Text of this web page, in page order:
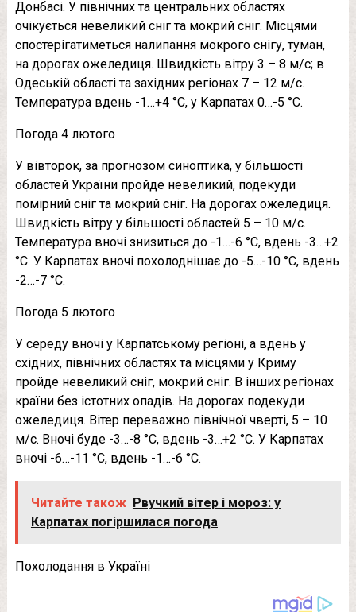
Донбасі. У північних та центральних областях
очікується невеликий сніг та мокрий сніг. Місцями
спостерігатиметься налипання мокрого снігу, туман,
на дорогах ожеледиця. Швидкість вітру 3 – 8 м/с; в
Одеській області та західних регіонах 7 – 12 м/с.
Температура вдень -1…+4 °С, у Карпатах 0…-5 °С.
Погода 4 лютого
У вівторок, за прогнозом синоптика, у більшості
областей України пройде невеликий, подекуди
помірний сніг та мокрий сніг. На дорогах ожеледиця.
Швидкість вітру у більшості областей 5 – 10 м/с.
Температура вночі знизиться до -1…-6 °С, вдень -3…+2
°С. У Карпатах вночі похолоднішає до -5…-10 °С, вдень
-2…-7 °С.
Погода 5 лютого
У середу вночі у Карпатському регіоні, а вдень у
східних, північних областях та місцями у Криму
пройде невеликий сніг, мокрий сніг. В інших регіонах
країни без істотних опадів. На дорогах подекуди
ожеледиця. Вітер переважно північної чверті, 5 – 10
м/с. Вночі буде -3…-8 °С, вдень -3…+2 °С. У Карпатах
вночі -6…-11 °С, вдень -1…-6 °С.
Читайте також Рвучкий вітер і мороз: у
Карпатах погіршилася погода
Похолодання в Україні